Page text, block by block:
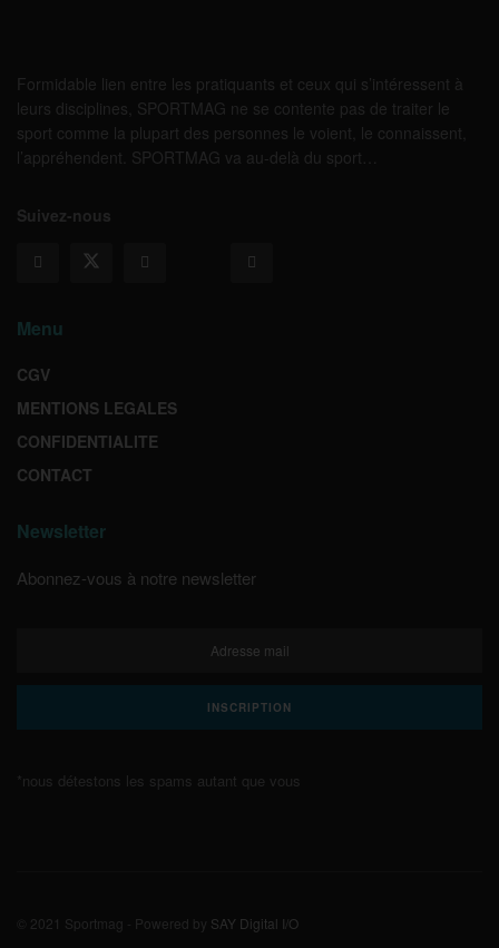
Formidable lien entre les pratiquants et ceux qui s’intéressent à
leurs disciplines, SPORTMAG ne se contente pas de traiter le
sport comme la plupart des personnes le voient, le connaissent,
l’appréhendent. SPORTMAG va au-delà du sport…
Suivez-nous
Menu
CGV
MENTIONS LEGALES
CONFIDENTIALITE
CONTACT
Newsletter
Abonnez-vous à notre newsletter
*nous détestons les spams autant que vous
© 2021 Sportmag - Powered by SAY Digital I/O